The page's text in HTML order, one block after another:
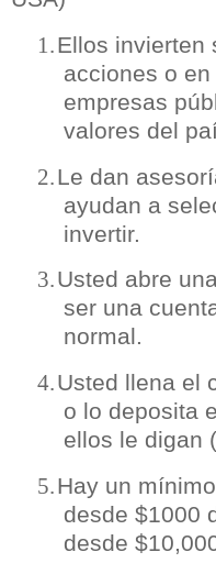
1.Ellos invierten
acciones o
empresas
valores del
2.Le dan
ayudan a
invertir.
3.Usted abre
ser una
normal.
4.Usted llena el
o lo deposita
ellos le digan
5.Hay un
desde $1000
desde